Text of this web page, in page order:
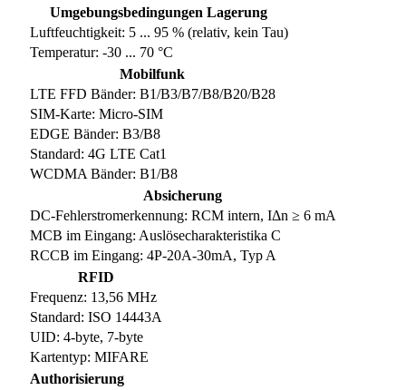
Umgebungsbedingungen Lagerung
Luftfeuchtigkeit: 5 ... 95 % (relativ, kein Tau)
Temperatur: -30 ... 70 °C
Mobilfunk
LTE FFD Bänder: B1/B3/B7/B8/B20/B28
SIM-Karte: Micro-SIM
EDGE Bänder: B3/B8
Standard: 4G LTE Cat1
WCDMA Bänder: B1/B8
Absicherung
DC-Fehlerstromerkennung: RCM intern, IΔn ≥ 6 mA
MCB im Eingang: Auslösecharakteristika C
RCCB im Eingang: 4P-20A-30mA, Typ A
RFID
Frequenz: 13,56 MHz
Standard: ISO 14443A
UID: 4-byte, 7-byte
Kartentyp: MIFARE
Authorisierung